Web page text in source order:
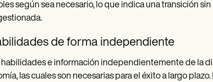
según sea necesario, lo que indica una transición
de forma independiente
e información independientemente de la
las cuales son necesarias para el éxito a largo